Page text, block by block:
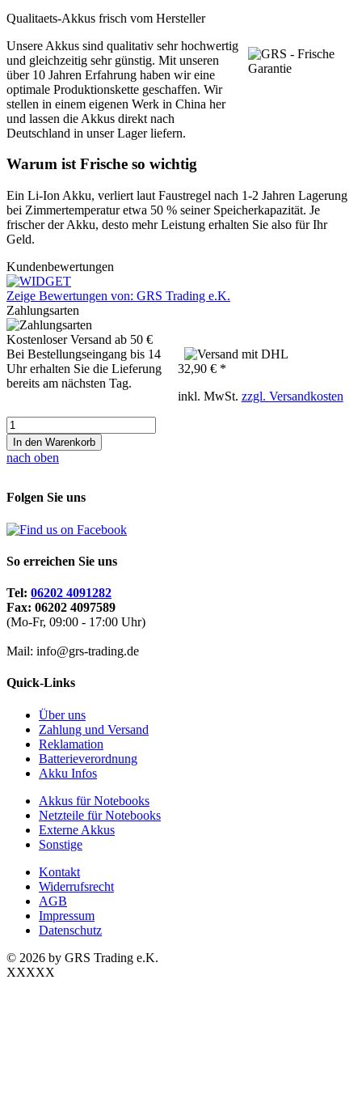
Qualitaets-Akkus frisch vom Hersteller
Unsere Akkus sind qualitativ sehr hochwertig
und gleichzeitig sehr günstig. Mit unseren
über 10 Jahren Erfahrung haben wir eine
optimale Produktionskette geschaffen. Wir
stellen in einem eigenen Werk in China her
und lassen die Akkus direkt nach
Deutschland in unser Lager liefern.
Warum ist Frische so wichtig
Ein Li-Ion Akku, verliert laut Faustregel nach 1-2 Jahren Lagerung
bei Zimmertemperatur etwa 50 % seiner Speicherkapazität. Je
frischer der Akku, desto mehr Leistung erhalten Sie also für Ihr
Geld.
Kundenbewertungen
Zeige Bewertungen von: GRS Trading e.K.
Zahlungsarten
Kostenloser Versand ab 50 €
Bei Bestellungseingang bis 14
Uhr erhalten Sie die Lieferung
bereits am nächsten Tag.
32,90 € *
inkl. MwSt. zzgl. Versandkosten
In den Warenkorb
nach oben
Folgen Sie uns
So erreichen Sie uns
Tel: 06202 4091282
Fax: 06202 4097589
(Mo-Fr, 09:00 - 17:00 Uhr)
Mail: info@grs-trading.de
Quick-Links
Über uns
Zahlung und Versand
Reklamation
Batterieverordnung
Akku Infos
Akkus für Notebooks
Netzteile für Notebooks
Externe Akkus
Sonstige
Kontakt
Widerrufsrecht
AGB
Impressum
Datenschutz
© 2026 by GRS Trading e.K.
XXXXX